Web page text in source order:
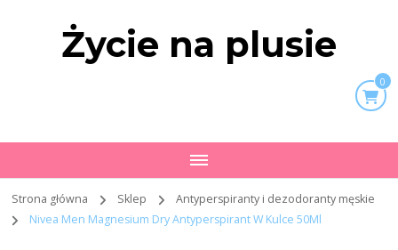
Życie na plusie
0
Strona główna Sklep
Antyperspiranty i dezodoranty męskie
Nivea Men Magnesium Dry Antyperspirant W Kulce 50Ml